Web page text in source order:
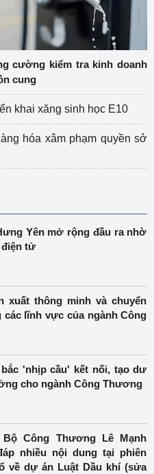
cường kiểm tra kinh doanh
cung
khai xăng sinh học E10
hóa xâm phạm quyền sở
Yên mở rộng đầu ra nhờ
tử
xuất thông minh và chuyển
các lĩnh vực của ngành Công
'nhịp cầu' kết nối, tạo dư
cho ngành Công Thương
Công Thương Lê Mạnh
nhiều nội dung tại phiên
về dự án Luật Dầu khí (sửa